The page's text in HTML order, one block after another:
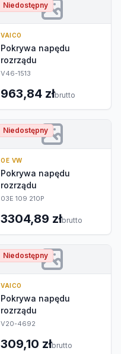
Niedostępny
VAICO
Pokrywa napędu
rozrządu
V46-1513
963,84 złbrutto
Niedostępny
OE VW
Pokrywa napędu
rozrządu
03E 109 210P
3304,89 złbrutto
Niedostępny
VAICO
Pokrywa napędu
rozrządu
V20-4692
309,10 złbrutto